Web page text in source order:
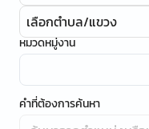
เลือกตำบล/แขวง
หมวดหมู่งาน
คำที่ต้องการค้นหา